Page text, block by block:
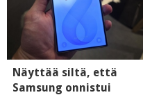
Näyttää siltä, että
Samsung onnistui